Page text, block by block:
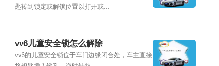
匙转到锁定或解锁位置以打开或...
vv6儿童安全锁怎么解除
vv6的儿童安全锁位于车门边缘闭合处，车主直接